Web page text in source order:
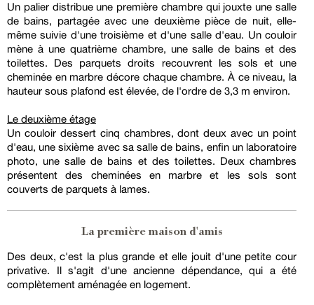
Un palier distribue une première chambre qui jouxte une salle
de bains, partagée avec une deuxième pièce de nuit, elle-
même suivie d'une troisième et d'une salle d'eau. Un couloir
mène à une quatrième chambre, une salle de bains et des
toilettes. Des parquets droits recouvrent les sols et une
cheminée en marbre décore chaque chambre. À ce niveau, la
hauteur sous plafond est élevée, de l'ordre de 3,3 m environ.
Le deuxième étage
Un couloir dessert cinq chambres, dont deux avec un point
d'eau, une sixième avec sa salle de bains, enfin un laboratoire
photo, une salle de bains et des toilettes. Deux chambres
présentent des cheminées en marbre et les sols sont
couverts de parquets à lames.
La première maison d'amis
Des deux, c'est la plus grande et elle jouit d'une petite cour
privative. Il s'agit d'une ancienne dépendance, qui a été
complètement aménagée en logement.